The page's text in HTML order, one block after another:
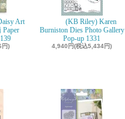
Art
Paper
円)
(KB Riley) Karen
Burniston Dies Photo Gallery
Pop-up 1331
4,940円(税込5,434円)